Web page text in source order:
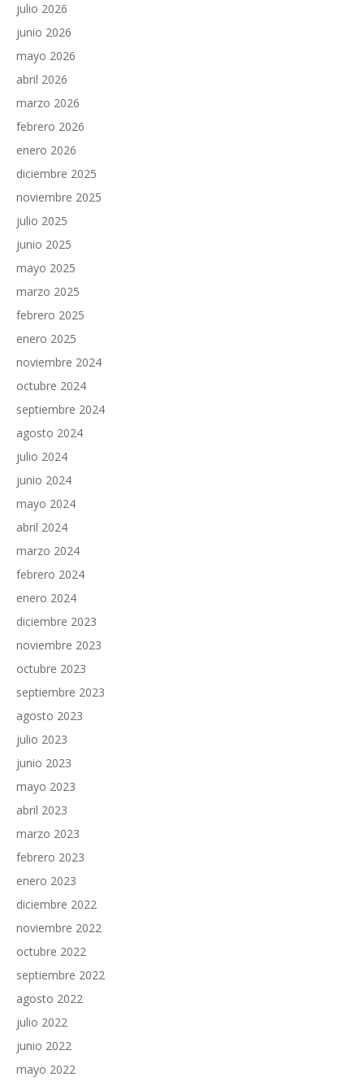
julio 2026
junio 2026
mayo 2026
abril 2026
marzo 2026
febrero 2026
enero 2026
diciembre 2025
noviembre 2025
julio 2025
junio 2025
mayo 2025
marzo 2025
febrero 2025
enero 2025
noviembre 2024
octubre 2024
septiembre 2024
agosto 2024
julio 2024
junio 2024
mayo 2024
abril 2024
marzo 2024
febrero 2024
enero 2024
diciembre 2023
noviembre 2023
octubre 2023
septiembre 2023
agosto 2023
julio 2023
junio 2023
mayo 2023
abril 2023
marzo 2023
febrero 2023
enero 2023
diciembre 2022
noviembre 2022
octubre 2022
septiembre 2022
agosto 2022
julio 2022
junio 2022
mayo 2022